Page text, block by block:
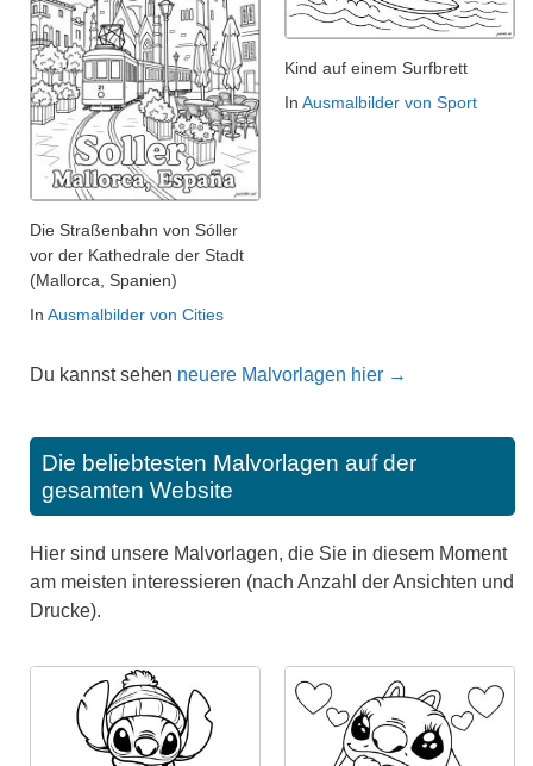
Die Straßenbahn von Sóller
vor der Kathedrale der Stadt
(Mallorca, Spanien)
In Ausmalbilder von Cities
Kind auf einem Surfbrett
In Ausmalbilder von Sport
Du kannst sehen neuere Malvorlagen hier →
Die beliebtesten Malvorlagen auf der
gesamten Website
Hier sind unsere Malvorlagen, die Sie in diesem Moment
am meisten interessieren (nach Anzahl der Ansichten und
Drucke).